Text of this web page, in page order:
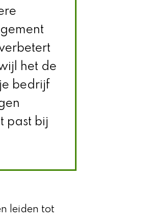
het de
bedrijf
past bij
leiden tot